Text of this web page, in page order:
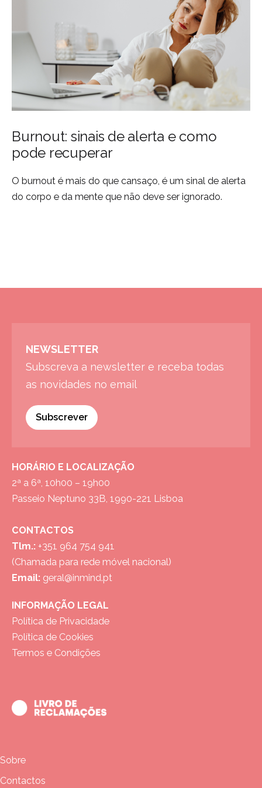
Burnout: sinais de alerta e como
pode recuperar
O burnout é mais do que cansaço, é um sinal de alerta
do corpo e da mente que não deve ser ignorado.
NEWSLETTER
Subscreva a newsletter e receba todas
as novidades no email
Subscrever
HORÁRIO E LOCALIZAÇÃO
2ª a 6ª, 10h00 – 19h00
Passeio Neptuno 33B, 1990-221 Lisboa
CONTACTOS
Tlm.: +351 964 754 941
(Chamada para rede móvel nacional)
Email: geral@inmind.pt
INFORMAÇÃO LEGAL
Política de Privacidade
Política de Cookies
Termos e Condições
Sobre
Contactos